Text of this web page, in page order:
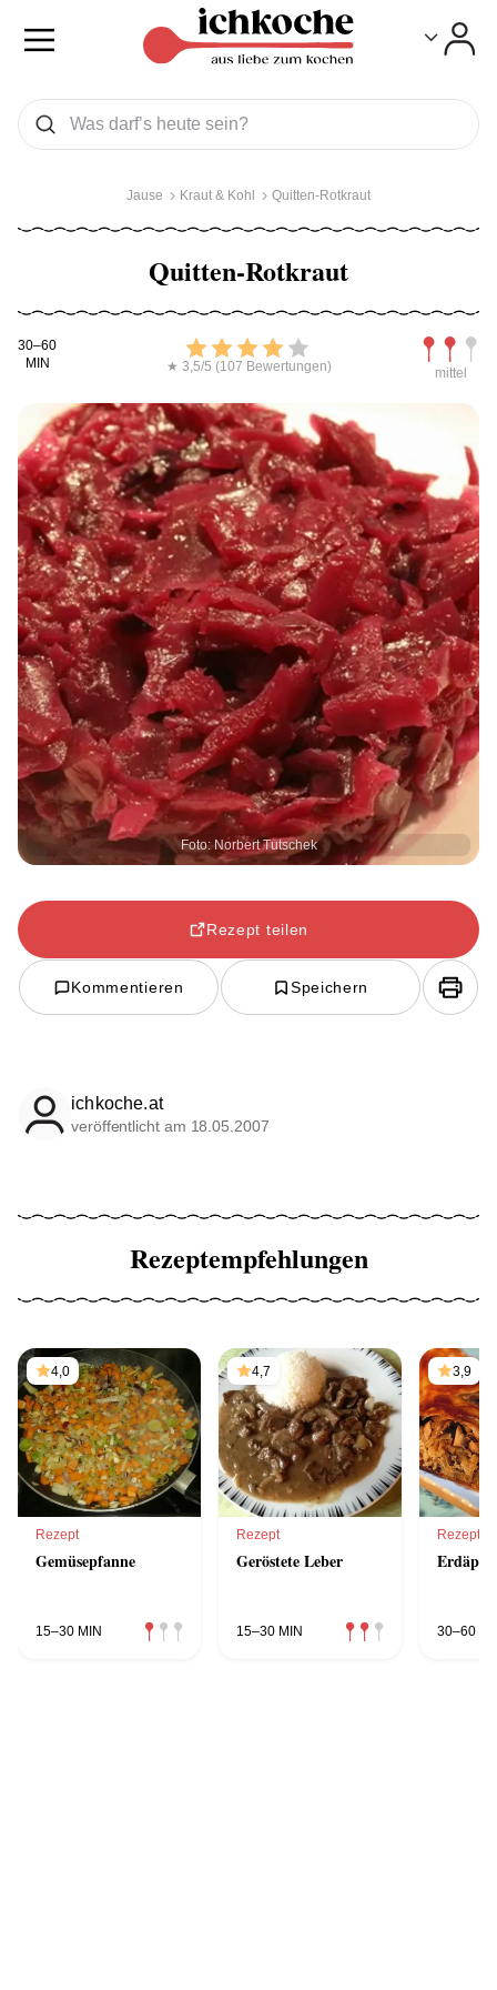
Was wollen Sie suchen
Suchen
Jause Kraut & Kohl Quitten-Rotkraut
Quitten-Rotkraut
Kochdauer
30–60
MIN
Bewerten
★ 3,5/5 (107 Bewertungen) mittel
Foto: Norbert Tutschek
Rezept teilen
Kommentieren Speichern
ichkoche.at
veröffentlicht am 18.05.2007
Rezeptempfehlungen
4,0
Rezept
Gemüsepfanne
15–30 MIN
4,7
Rezept
Geröstete Leber
15–30 MIN
3,9
Rezept
30–60